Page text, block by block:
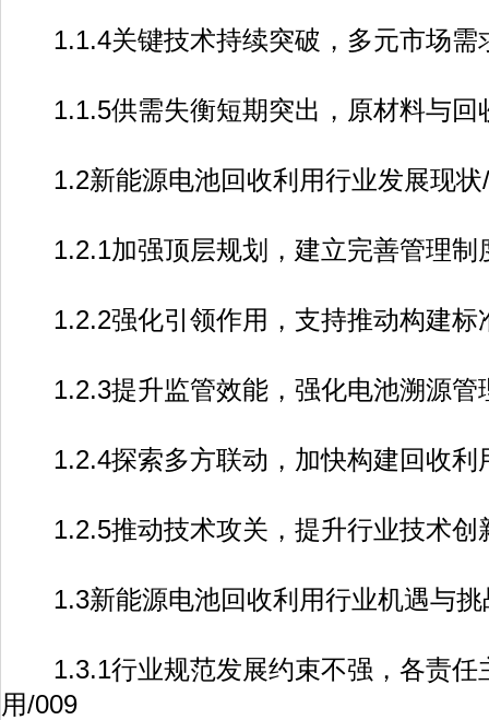
1.1.4关键技术持续突破，多元市场需
1.1.5供需失衡短期突出，原材料与回
1.2新能源电池回收利用行业发展现状
1.2.1加强顶层规划，建立完善管理制
1.2.2强化引领作用，支持推动构建标
1.2.3提升监管效能，强化电池溯源管
1.2.4探索多方联动，加快构建回收利
1.2.5推动技术攻关，提升行业技术创
1.3新能源电池回收利用行业机遇与挑
1.3.1行业规范发展约束不强，各责任
用/009